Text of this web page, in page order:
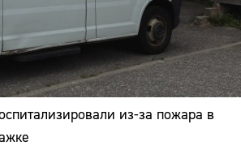
из-за пожара в